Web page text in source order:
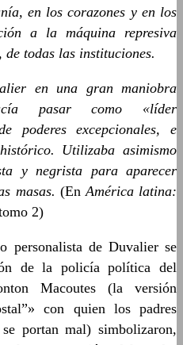
en los corazones y en los
a la máquina represiva
todas las instituciones.
en una gran maniobra
pasar como «líder
poderes excepcionales, e
Utilizaba asimismo
y negrista para aparecer
masas. (EnAmérica latina:
2)
personalista de Duvalier se
de la policía política del
Macoutes (la versión
con quien los padres
portan mal) simbolizaron,